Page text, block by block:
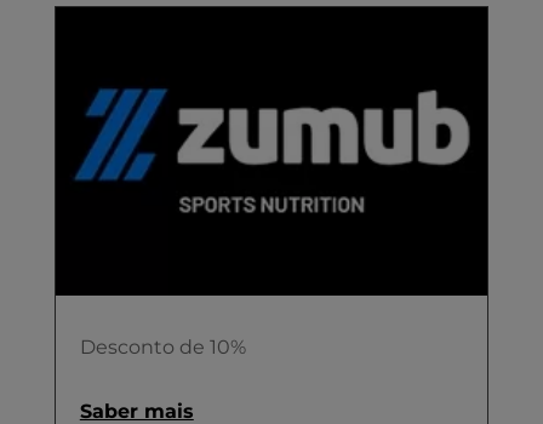
Desconto de 10%
Saber mais